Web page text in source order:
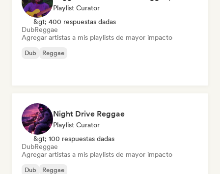
Playlist Curator
&gt; 400 respuestas dadas
DubReggae
Agregar artistas a mis playlists de mayor impacto
Dub Reggae
Night Drive Reggae
Playlist Curator
&gt; 100 respuestas dadas
DubReggae
Agregar artistas a mis playlists de mayor impacto
Dub Reggae